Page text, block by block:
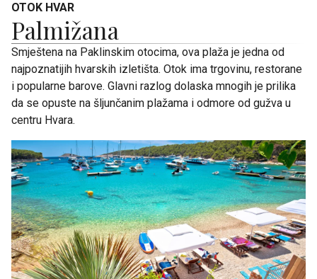
OTOK HVAR
Palmižana
Smještena na Paklinskim otocima, ova plaža je jedna od
najpoznatijih hvarskih izletišta. Otok ima trgovinu, restorane
i popularne barove. Glavni razlog dolaska mnogih je prilika
da se opuste na šljunčanim plažama i odmore od gužva u
centru Hvara.